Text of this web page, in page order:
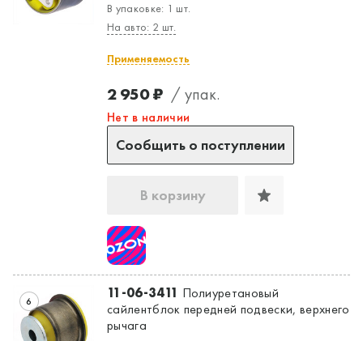
В упаковке: 1 шт.
На авто: 2 шт.
Применяемость
2 950 ₽ / упак.
Нет в наличии
Сообщить о поступлении
В корзину
6 11-06-3411 Полиуретановый
сайлентблок передней подвески, верхнего
рычага